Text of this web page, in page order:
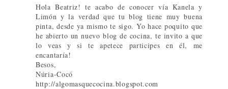
Hola Beatriz! te acabo de conocer vía Kanela y
Limón y la verdad que tu blog tiene muy buena
pinta, desde ya mismo te sigo. Yo hace poquito que
he abierto un nuevo blog de cocina, te invito a que
lo veas y si te apetece participes en él, me
encantaría!
Besos,
Núria-Cocó
http://algomasquecocina.blogspot.com